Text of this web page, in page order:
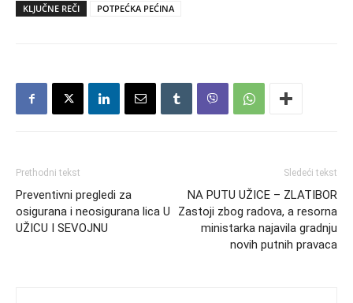
KLJUČNE REČI
POTPEĆKA PEĆINA
Prethodni tekst
Preventivni pregledi za
osigurana i neosigurana lica U
UŽICU I SEVOJNU
Sledeći tekst
NA PUTU UŽICE – ZLATIBOR
Zastoji zbog radova, a resorna
ministarka najavila gradnju
novih putnih pravaca